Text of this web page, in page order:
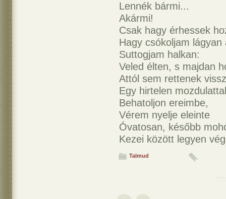
Lennék bármi...
Akármi!
Csak hagy érhessek
Hagy csókoljam lágyan
Suttogjam halkan:
Veled élten, s majdan
Attól sem rettenek
Egy hirtelen mozdulattal
Behatoljon ereimbe,
Vérem nyelje eleinte
Óvatosan, később
Kezei között legyen
Talmud